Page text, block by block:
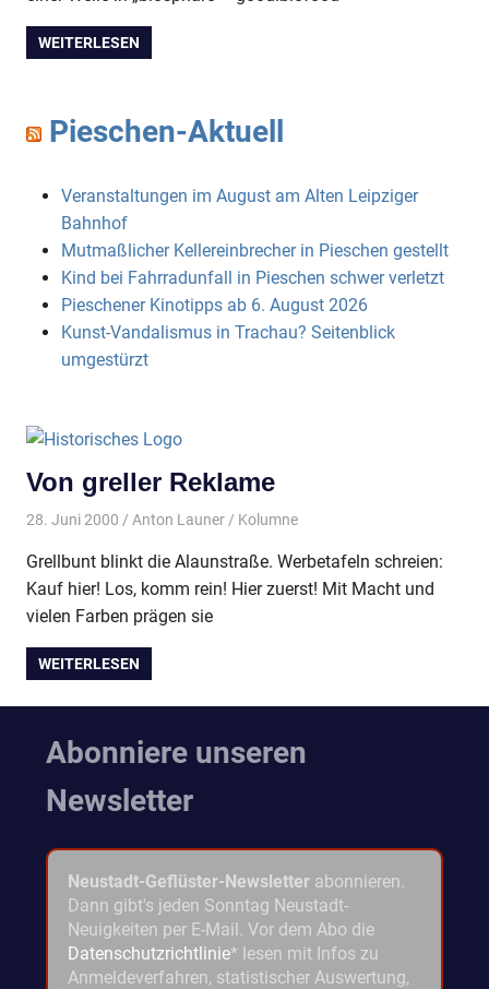
WEITERLESEN
Pieschen-Aktuell
Veranstaltungen im August am Alten Leipziger
Bahnhof
Mutmaßlicher Kellereinbrecher in Pieschen gestellt
Kind bei Fahrradunfall in Pieschen schwer verletzt
Pieschener Kinotipps ab 6. August 2026
Kunst-Vandalismus in Trachau? Seitenblick
umgestürzt
Von greller Reklame
28. Juni 2000 Anton Launer Kolumne
Grellbunt blinkt die Alaunstraße. Werbetafeln schreien:
Kauf hier! Los, komm rein! Hier zuerst! Mit Macht und
vielen Farben prägen sie
WEITERLESEN
Abonniere unseren
Newsletter
Neustadt-Geflüster-Newsletter abonnieren.
Dann gibt's jeden Sonntag Neustadt-
Neuigkeiten per E-Mail. Vor dem Abo die
Datenschutzrichtlinie* lesen mit Infos zu
Anmeldeverfahren, statistischer Auswertung,